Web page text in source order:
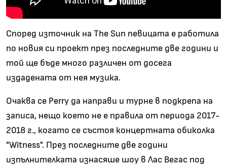
Според източник на The Sun певицата е работила
по новия си проект през последните две години и
той ще бъде много различен от досега
издадената от нея музика.
Очаква се Perry да направи и турне в подкрепа на
записа, нещо което не е правила от периода 2017-
2018 г., когато се състоя концертната обиколка
"Witness". През последните две години
изпълнителката изнасяше шоу в Лас Вегас под